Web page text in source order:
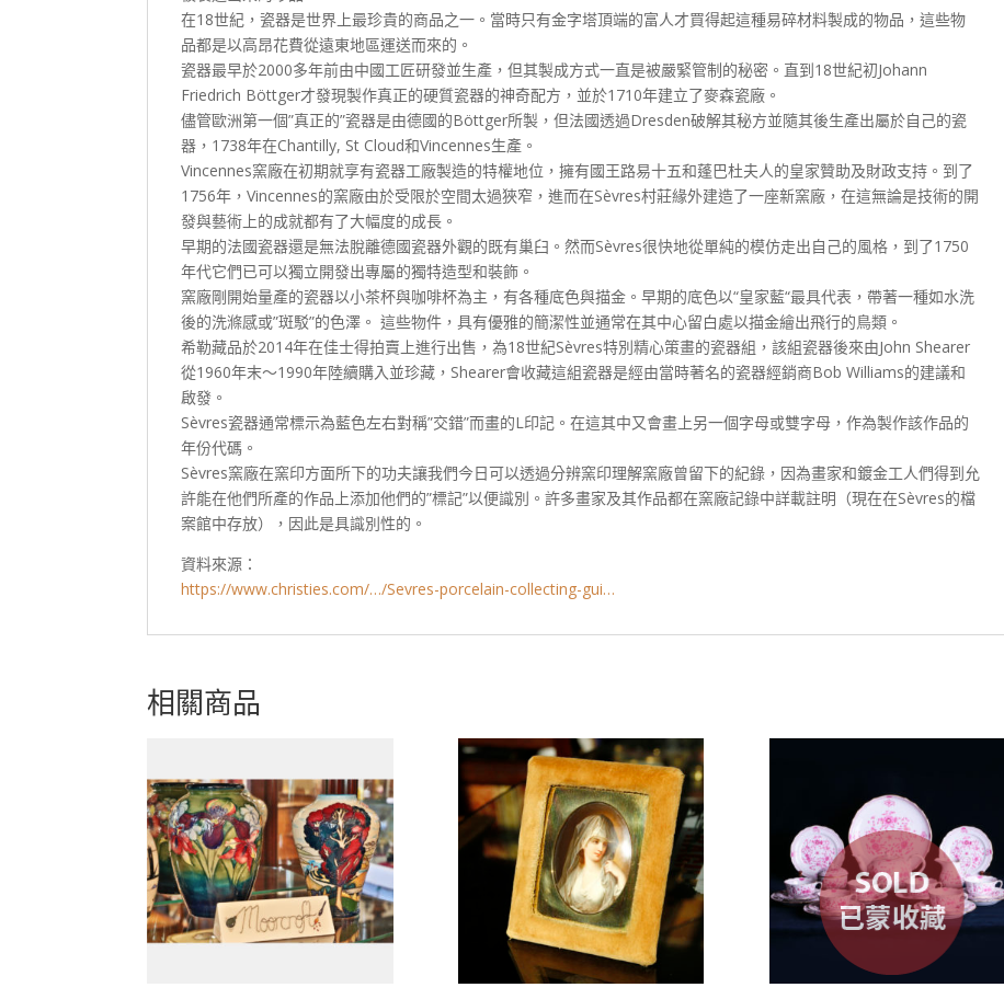
在18世紀，瓷器是世界上最珍貴的商品之一。當時只有金字塔頂端的富人才買得起這種易碎材料製成的物品，這些物
品都是以高昂花費從遠東地區運送而來的。
瓷器最早於2000多年前由中國工匠研發並生產，但其製成方式一直是被嚴緊管制的秘密。直到18世紀初Johann
Friedrich Böttger才發現製作真正的硬質瓷器的神奇配方，並於1710年建立了麥森瓷廠。
儘管歐洲第一個”真正的”瓷器是由德國的Böttger所製，但法國透過Dresden破解其秘方並隨其後生產出屬於自己的瓷
器，1738年在Chantilly, St Cloud和Vincennes生產。
Vincennes窯廠在初期就享有瓷器工廠製造的特權地位，擁有國王路易十五和蓬巴杜夫人的皇家贊助及財政支持。到了
1756年，Vincennes的窯廠由於受限於空間太過狹窄，進而在Sèvres村莊緣外建造了一座新窯廠，在這無論是技術的開
發與藝術上的成就都有了大幅度的成長。
早期的法國瓷器還是無法脫離德國瓷器外觀的既有巢臼。然而Sèvres很快地從單純的模仿走出自己的風格，到了1750
年代它們已可以獨立開發出專屬的獨特造型和裝飾。
窯廠剛開始量產的瓷器以小茶杯與咖啡杯為主，有各種底色與描金。早期的底色以“皇家藍“最具代表，帶著一種如水洗
後的洗滌感或”斑駁”的色澤。 這些物件，具有優雅的簡潔性並通常在其中心留白處以描金繪出飛行的鳥類。
希勒藏品於2014年在佳士得拍賣上進行出售，為18世紀Sèvres特別精心策畫的瓷器組，該組瓷器後來由John Shearer
從1960年末～1990年陸續購入並珍藏，Shearer會收藏這組瓷器是經由當時著名的瓷器經銷商Bob Williams的建議和
啟發。
Sèvres瓷器通常標示為藍色左右對稱”交錯”而畫的L印記。在這其中又會畫上另一個字母或雙字母，作為製作該作品的
年份代碼。
Sèvres窯廠在窯印方面所下的功夫讓我們今日可以透過分辨窯印理解窯廠曾留下的紀錄，因為畫家和鍍金工人們得到允
許能在他們所產的作品上添加他們的”標記”以便識別。許多畫家及其作品都在窯廠記錄中詳載註明（現在在Sèvres的檔
案館中存放），因此是具識別性的。
資料來源：
https://www.christies.com/…/Sevres-porcelain-collecting-gui…
相關商品